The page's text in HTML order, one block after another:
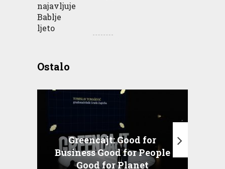
Ostalo
Greencajt: Good for
Business Good for People
Good for Planet